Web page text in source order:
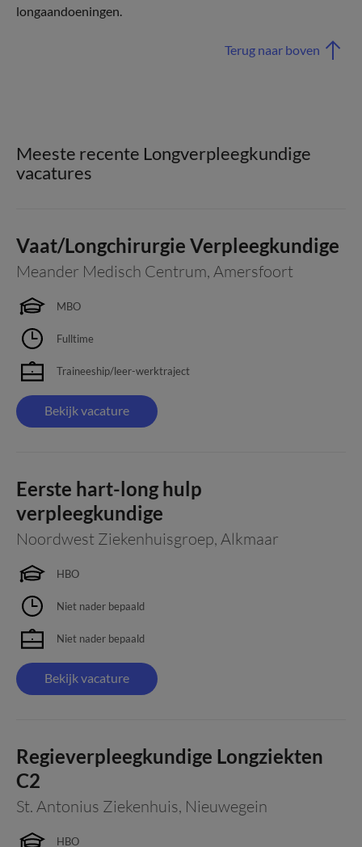
longaandoeningen.
Terug naar boven
Meeste recente Longverpleegkundige
vacatures
Vaat/Longchirurgie Verpleegkundige
Meander Medisch Centrum, Amersfoort
MBO
Fulltime
Traineeship/leer-werktraject
Bekijk vacature
Eerste hart-long hulp
verpleegkundige
Noordwest Ziekenhuisgroep, Alkmaar
HBO
Niet nader bepaald
Niet nader bepaald
Bekijk vacature
Regieverpleegkundige Longziekten
C2
St. Antonius Ziekenhuis, Nieuwegein
HBO